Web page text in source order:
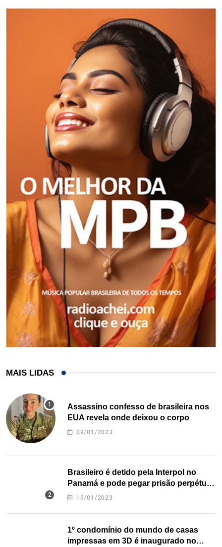
MAIS LIDAS
Assassino confesso de brasileira nos
EUA revela onde deixou o corpo
09/01/2023
Brasileiro é detido pela Interpol no
Panamá e pode pegar prisão perpétua
nos EUA
19/01/2023
1º condomínio do mundo de casas
impressas em 3D é inaugurado no